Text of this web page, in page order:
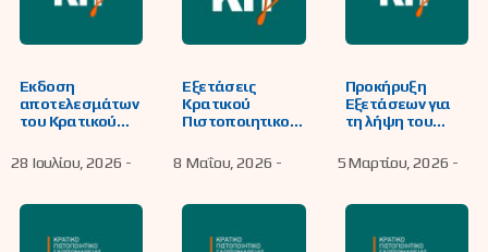
Έκδοση
αποτελεσμάτων
του Κρατικού
Γλωσσομάθειας,
Εξεταστικής
για τις γλώσσες
Γερμανική,
28 Ιουλίου, 2026 -
Εξετάσεις
Κρατικού
Πιστοποιητικού
στη Φλώρινα
8 Μαΐου, 2026 -
Προκήρυξη
Εξετάσεων για
τη λήψη του
Πιστοποιητικού
Γλωσσομάθειας
περιόδου 2026
5 Μαρτίου, 2026 -